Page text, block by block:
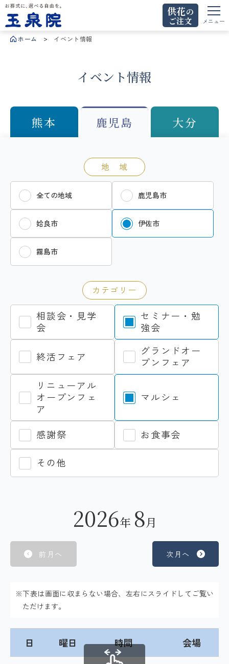
お葬式に、選べる自由を。玉泉院
供花の
ご注文
メニュー
ホーム イベント情報
イベント情報
熊本 鹿児島 大分
地 域
全ての地域 鹿児島市
姶良市 伊佐市
霧島市
カテゴリー
相談会・見学
会
セミナー・勉
強会
終活フェア
グランドオー
プンフェア
リニューアル
オープンフェ
ア
マルシェ
感謝祭 お食事会
その他
2026年 8月
前月へ 次月へ
※下表は画面に収まらない場合、左右にスライドしてご覧い
ただけます。
日 曜日 時間 会場